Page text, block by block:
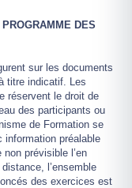
DES
sur les documents
titre indicatif. Les
réservent le droit de
des participants ou
de Formation se
information préalable
prévisible l’en
l’ensemble
des exercices est